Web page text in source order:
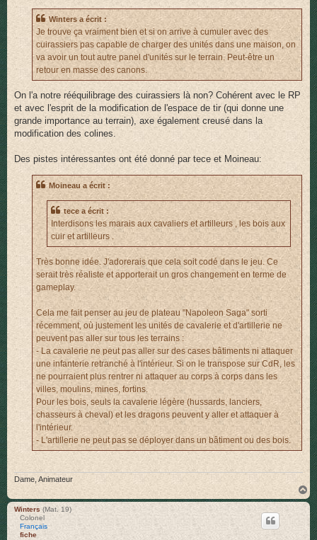
Winters a écrit :
Je trouve ça vraiment bien et si on arrive à cumuler avec des
cuirassiers pas capable de charger des unités dans une maison, on
va avoir un tout autre panel d'unités sur le terrain. Peut-être un
retour en masse des canons.
On l'a notre rééquilibrage des cuirassiers là non? Cohérent avec le RP
et avec l'esprit de la modification de l'espace de tir (qui donne une
grande importance au terrain), axe également creusé dans la
modification des colines.
Des pistes intéressantes ont été donné par tece et Moineau:
Moineau a écrit :
tece a écrit :
Interdisons les marais aux cavaliers et artilleurs , les bois aux
cuir et artilleurs .
Très bonne idée. J'adorerais que cela soit codé dans le jeu. Ce
serait très réaliste et apporterait un gros changement en terme de
gameplay.
Cela me fait penser au jeu de plateau "Napoleon Saga" sorti
récemment, où justement les unités de cavalerie et d'artillerie ne
peuvent pas aller sur tous les terrains :
- La cavalerie ne peut pas aller sur des cases bâtiments ni attaquer
une infanterie retranché à l'intérieur. Si on le transpose sur CdR, les
ne pourraient plus rentrer ni attaquer au corps à corps dans les
villes, moulins, mines, fortins.
Pour les bois, seuls la cavalerie légère (hussards, lanciers,
chasseurs à cheval) et les dragons peuvent y aller et attaquer à
l'intérieur.
- L'artillerie ne peut pas se déployer dans un bâtiment ou des bois.
Dame, Animateur
H
a
u
Winters(Mat. 19)
Colonel
Français
fiche